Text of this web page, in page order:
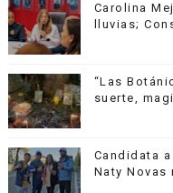
Carolina
lluvias;
“Las
suerte,
Candidata
Naty Novas